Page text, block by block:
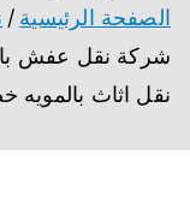
الصفحة الرئيسية
نقل اثاث بالمويه خصم